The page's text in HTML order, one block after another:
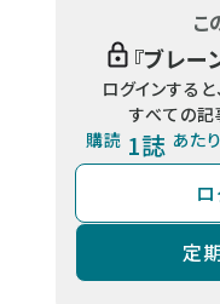
こ
『ブレー
ログインする
すべての記
購読 1誌 あた
定